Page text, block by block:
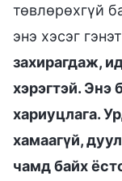
төвлөрөхгүй
энэ хэсэг
захирагдаж,
хэрэгтэй. Энэ
хариуцлага.
хамаагүй,
чамд байх